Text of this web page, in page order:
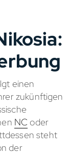
einen
zukünftigen
NC oder
steht
der